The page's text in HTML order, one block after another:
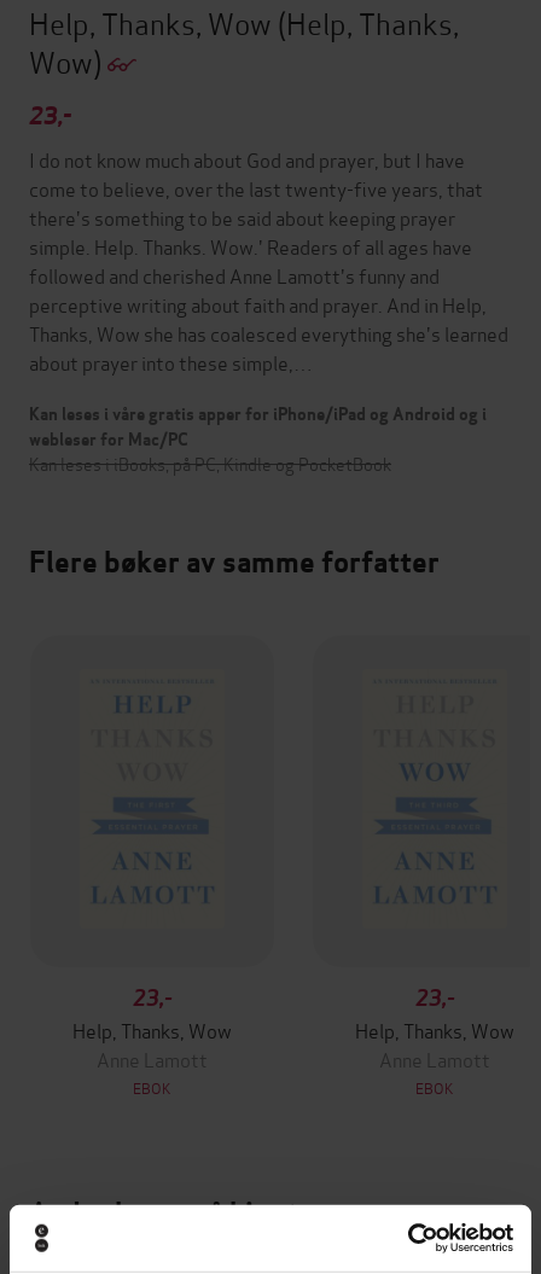
Help, Thanks, Wow (Help, Thanks,
Wow)
23,-
I do not know much about God and prayer, but I have
come to believe, over the last twenty-five years, that
there's something to be said about keeping prayer
simple. Help. Thanks. Wow.' Readers of all ages have
followed and cherished Anne Lamott's funny and
perceptive writing about faith and prayer. And in Help,
Thanks, Wow she has coalesced everything she's learned
about prayer into these simple,…
Kan leses i våre gratis apper for iPhone/iPad og Android og i
webleser for Mac/PC
Kan leses i iBooks, på PC, Kindle og PocketBook
Flere bøker av samme forfatter
23,-
Help, Thanks, Wow
Anne Lamott
EBOK
23,-
Help, Thanks, Wow
Anne Lamott
EBOK
Andre har også kjøpt